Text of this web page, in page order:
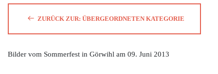
ZURÜCK ZUR: ÜBERGEORDNETEN KATEGORIE
Bilder vom Sommerfest in Görwihl am 09. Juni 2013